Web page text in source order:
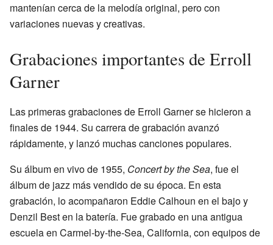
mantenían cerca de la melodía original, pero con
variaciones nuevas y creativas.
Grabaciones importantes de Erroll
Garner
Las primeras grabaciones de Erroll Garner se hicieron a
finales de 1944. Su carrera de grabación avanzó
rápidamente, y lanzó muchas canciones populares.
Su álbum en vivo de 1955, Concert by the Sea, fue el
álbum de jazz más vendido de su época. En esta
grabación, lo acompañaron Eddie Calhoun en el bajo y
Denzil Best en la batería. Fue grabado en una antigua
escuela en Carmel-by-the-Sea, California, con equipos de